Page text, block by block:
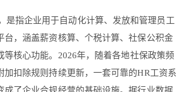
是指企业用于自动化计算、发放和管理员工
台，涵盖薪资核算、个税计算、社保公积金
等核心功能。2026年，随着各地社保政策频
加扣除规则持续更新，一套可靠的HR工资系